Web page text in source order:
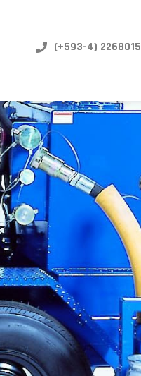
(+593-4) 2268015